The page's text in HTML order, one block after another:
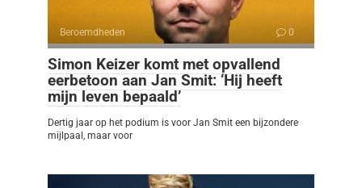
Beroemdheden 0
Simon Keizer komt met opvallend
eerbetoon aan Jan Smit: ‘Hij heeft
mijn leven bepaald’
Dertig jaar op het podium is voor Jan Smit een bijzondere
mijlpaal, maar voor